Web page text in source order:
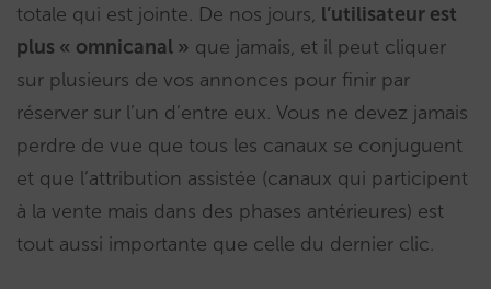
totale qui est jointe. De nos jours, l’utilisateur est
plus « omnicanal » que jamais, et il peut cliquer
sur plusieurs de vos annonces pour finir par
réserver sur l’un d’entre eux. Vous ne devez jamais
perdre de vue que tous les canaux se conjuguent
et que l’attribution assistée (canaux qui participent
à la vente mais dans des phases antérieures) est
tout aussi importante que celle du dernier clic.